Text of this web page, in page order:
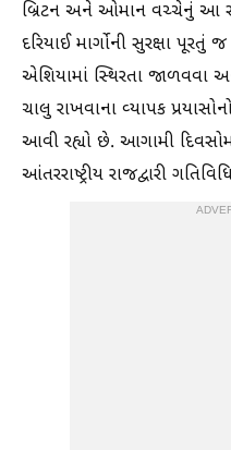
બ્રિટન અને ઓમાન વચ્ચેનું આ
દરિયાઈ માર્ગોની સુરક્ષા પૂરતું
એશિયામાં સ્થિરતા જાળવવા
ચાલુ રાખવાના વ્યાપક
આવી રહ્યો છે. આગામી
આંતરરાષ્ટ્રીય રાજદ્વારી